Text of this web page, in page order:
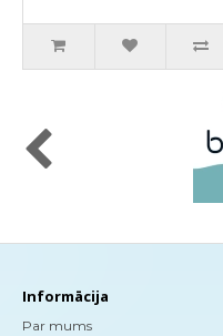
Informācija
Par mums